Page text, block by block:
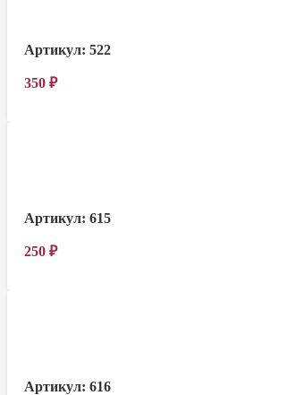
Артикул:522
350₽
Артикул:615
250₽
Артикул:616